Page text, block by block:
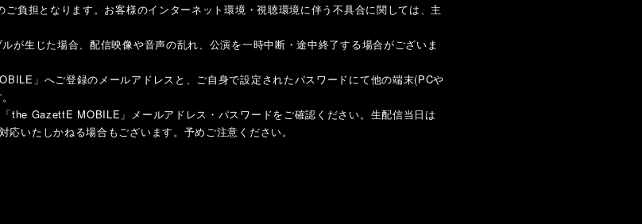
ご負担となります。お客様のインターネット環境・視聴環境に伴う不具合に関しては、主
が生じた場合、配信映像や音声の乱れ、公演を一時中断・途中終了する場合がございま
」へご登録のメールアドレスと、ご自身で設定されたパスワードにて他の端末(PCや
the GazettE MOBILE」メールアドレス・パスワードをご確認ください。生配信当日は
応いたしかねる場合もございます。予めご注意ください。